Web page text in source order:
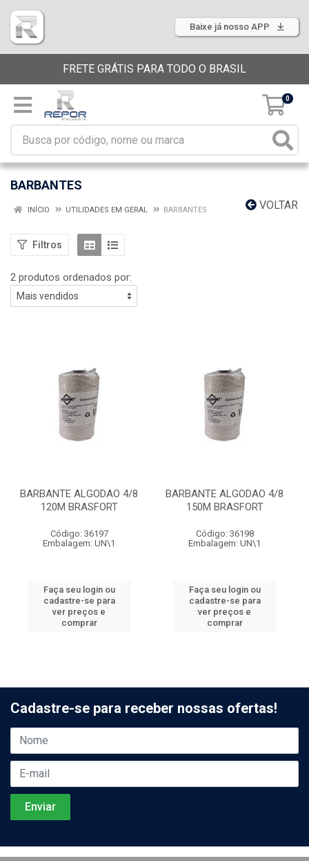
Baixe já nosso APP
FRETE GRÁTIS PARA TODO O BRASIL
0
BARBANTES
VOLTAR
INÍCIO UTILIDADES EM GERAL BARBANTES
Filtros
2 produtos ordenados por:
BARBANTE ALGODAO 4/8
120M BRASFORT
Código: 36197
Embalagem: UN\1
Faça seu login ou
cadastre-se para
ver preços e
comprar
BARBANTE ALGODAO 4/8
150M BRASFORT
Código: 36198
Embalagem: UN\1
Faça seu login ou
cadastre-se para
ver preços e
comprar
Cadastre-se para receber nossas ofertas!